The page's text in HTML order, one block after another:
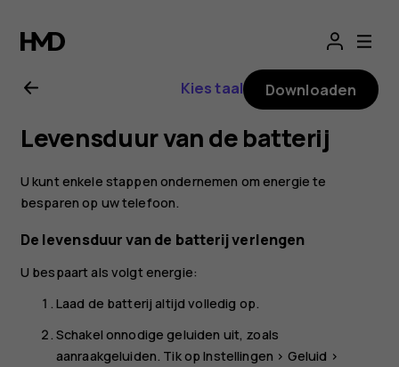
voor
Nokia
G21
Kies taal Downloaden
Levensduur van de batterij
U kunt enkele stappen ondernemen om energie te
besparen op uw telefoon.
De levensduur van de batterij verlengen
U bespaart als volgt energie:
Laad de batterij altijd volledig op.
Schakel onnodige geluiden uit, zoals
aanraakgeluiden. Tik opInstellingen > Geluid >